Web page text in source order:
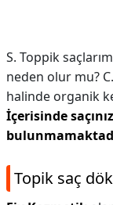
S. Toppik
neden olur mu?
halinde organik
İçerisinde
Topik saç